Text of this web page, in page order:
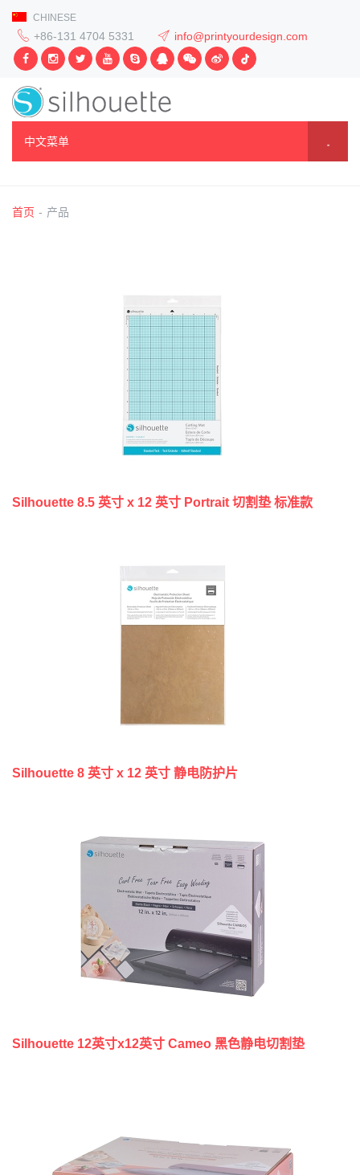
CHINESE
+86-131 4704 5331 info@printyourdesign.com
中文菜单
首页 - 产品
Silhouette 8.5 英寸 x 12 英寸 Portrait 切割垫 标准款
Silhouette 8 英寸 x 12 英寸 静电防护片
Silhouette 12英寸x12英寸 Cameo 黑色静电切割垫